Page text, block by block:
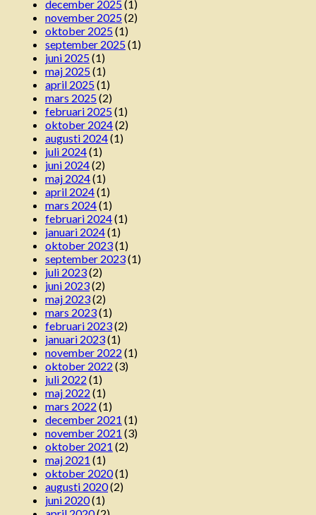
december 2025(1)
november 2025(2)
oktober 2025(1)
september 2025(1)
juni 2025(1)
maj 2025(1)
april 2025(1)
mars 2025(2)
februari 2025(1)
oktober 2024(2)
augusti 2024(1)
juli 2024(1)
juni 2024(2)
maj 2024(1)
april 2024(1)
mars 2024(1)
februari 2024(1)
januari 2024(1)
oktober 2023(1)
september 2023(1)
juli 2023(2)
juni 2023(2)
maj 2023(2)
mars 2023(1)
februari 2023(2)
januari 2023(1)
november 2022 (1)
oktober 2022 (3)
juli 2022 (1)
maj 2022 (1)
mars 2022 (1)
december 2021 (1)
november 2021 (3)
oktober 2021 (2)
maj 2021 (1)
oktober 2020(1)
augusti 2020(2)
juni 2020(1)